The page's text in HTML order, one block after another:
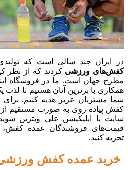
در ایران چند سالی است که
کفش‌های ورزشی کردند که از نظر
مطرح جهان است. ما در فروشگاه
همکاری با برترین آنان هستیم تا
شما مشتریان عزیز هدیه کنیم.
کفش پیاده روی به صورت مستقیم از
سایت یا اپلیکیشن علی ویترین
قیمت‌های فروشندگان عمده
تجربه کنید.
خرید عمده کفش